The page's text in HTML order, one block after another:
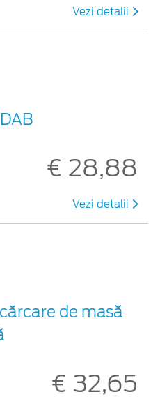
Vezi detalii
€ 28,88
Vezi detalii
de masă
€ 32,65